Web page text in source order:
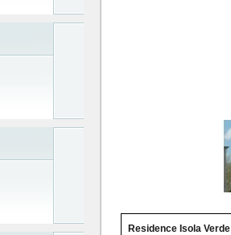
Residence Isola Verde